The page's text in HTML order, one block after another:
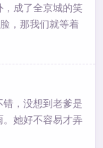
成了全京城的笑
，那我们就等着
马偃旗息鼓，腿
得看得仔仔细
宜。” 说
，没想到老爹是
她好不容易才弄
却被打包嫁给了